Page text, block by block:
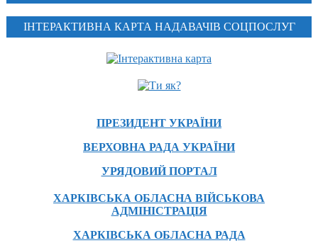
ІНТЕРАКТИВНА КАРТА НАДАВАЧІВ СОЦПОСЛУГ
ПРЕЗИДЕНТ УКРАЇНИ
ВЕРХОВНА РАДА УКРАЇНИ
УРЯДОВИЙ ПОРТАЛ
ХАРКІВСЬКА ОБЛАСНА ВІЙСЬКОВА
АДМІНІСТРАЦІЯ
ХАРКІВСЬКА ОБЛАСНА РАДА